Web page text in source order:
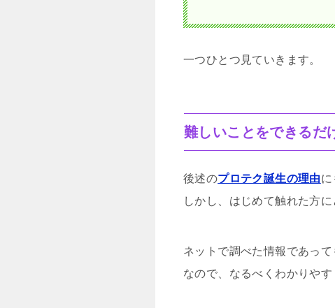
一つひとつ見ていきます。
難しいことをできるだ
後述のプロテク誕生の理由
しかし、はじめて触れた方
ネットで調べた情報であって
なので、なるべくわかりや